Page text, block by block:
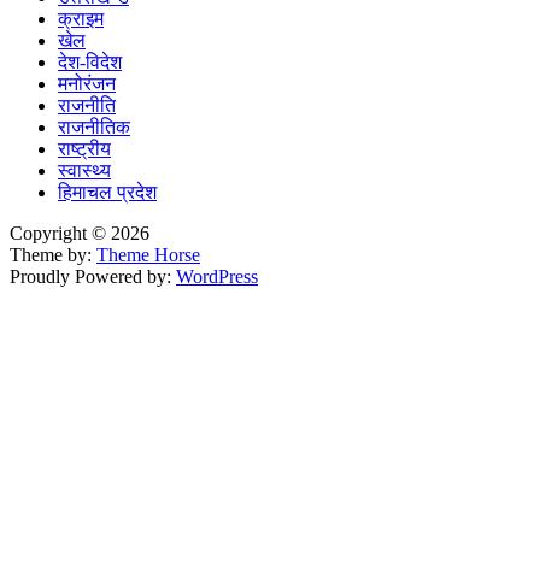
क्राइम
खेल
देश-विदेश
मनोरंजन
राजनीति
राजनीतिक
राष्ट्रीय
स्वास्थ्य
हिमाचल प्रदेश
Copyright © 2026
Theme by: Theme Horse
Proudly Powered by: WordPress